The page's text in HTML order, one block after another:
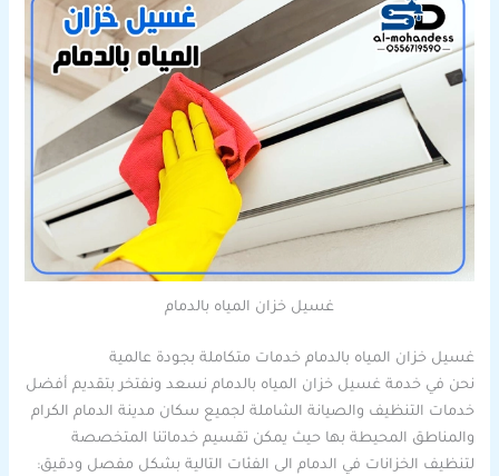
غسيل خزان المياه بالدمام
غسيل خزان المياه بالدمام خدمات متكاملة بجودة عالمية
نحن في خدمة غسيل خزان المياه بالدمام نسعد ونفتخر بتقديم أفضل
خدمات التنظيف والصيانة الشاملة لجميع سكان مدينة الدمام الكرام
والمناطق المحيطة بها حيث يمكن تقسيم خدماتنا المتخصصة
لتنظيف الخزانات في الدمام الى الفئات التالية بشكل مفصل ودقيق: